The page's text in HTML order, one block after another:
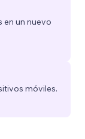
en un nuevo
móviles.